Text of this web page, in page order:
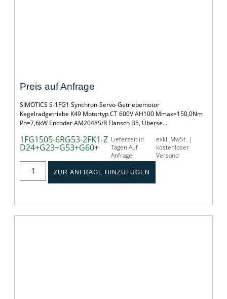
Preis auf Anfrage
SIMOTICS S-1FG1 Synchron-Servo-Getriebemotor
Kegelradgetriebe K49 Motortyp CT 600V AH100 Mmax=150,0Nm
Pn=7,6kW Encoder AM2048S/R Flansch B5, Überse…
1FG1505-6RG53-2FK1-Z
D24+G23+G53+G60+
Lieferzeit in
Tagen Auf
Anfrage
exkl. MwSt. |
kostenloser
Versand
ZUR ANFRAGE HINZUFÜGEN